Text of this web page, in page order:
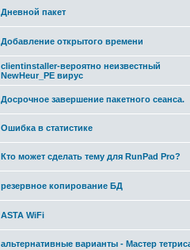
Дневной пакет
Добавление открытого времени
clientinstaller-вероятно неизвестный
NewHeur_PE вирус
Досрочное завершение пакетного сеанса.
Ошибка в статистике
Кто может сделать тему для RunPad Pro?
резервное копирование БД
ASTA WiFi
альтернативные варианты - Мастер